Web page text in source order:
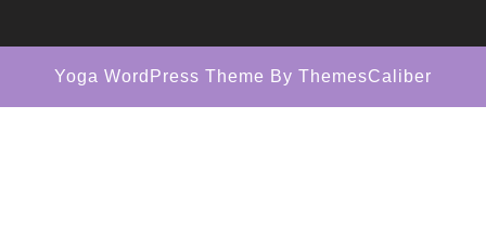
Yoga WordPress Theme By ThemesCaliber